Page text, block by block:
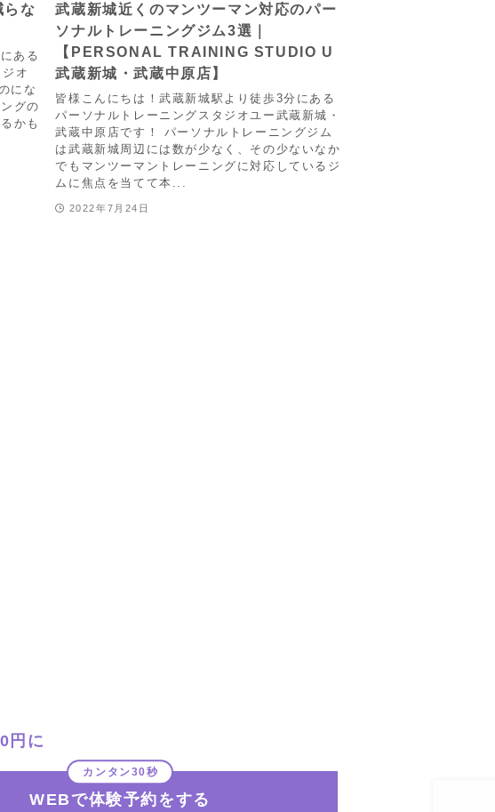
らな
ある
オ
にな
グの
かも
武蔵新城近くのマンツーマン対応のパー
ソナルトレーニングジム3選｜
【PERSONAL TRAINING STUDIO U
武蔵新城・武蔵中原店】
皆様こんにちは！武蔵新城駅より徒歩3分にある
パーソナルトレーニングスタジオユー武蔵新城・
武蔵中原店です！ パーソナルトレーニングジム
は武蔵新城周辺には数が少なく、その少ないなか
でもマンツーマントレーニングに対応しているジ
ムに焦点を当てて本...
2022年7月24日
円に
WEBで体験予約をする